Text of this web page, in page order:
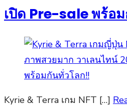
เปิด Pre-sale พร้อ
Kyrie & Terra เกม NFT […]